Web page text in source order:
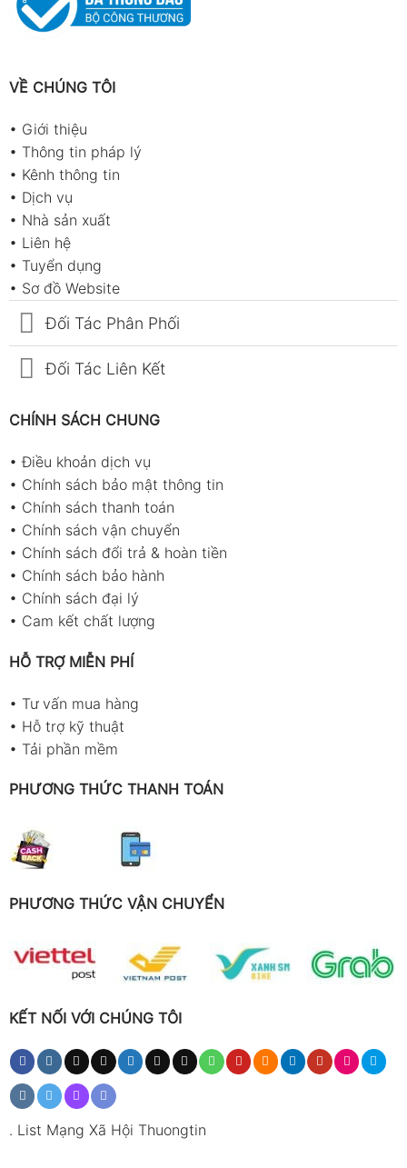
VỀ CHÚNG TÔI
• Giới thiệu
• Thông tin pháp lý
• Kênh thông tin
• Dịch vụ
• Nhà sản xuất
• Liên hệ
• Tuyển dụng
• Sơ đồ Website
Đối Tác Phân Phối
Đối Tác Liên Kết
CHÍNH SÁCH CHUNG
•Điều khoản dịch vụ
• Chính sách bảo mật thông tin
• Chính sách thanh toán
• Chính sách vận chuyển
• Chính sách đổi trả & hoàn tiền
• Chính sách bảo hành
• Chính sách đại lý
• Cam kết chất lượng
HỖ TRỢ MIỄN PHÍ
• Tư vấn mua hàng
• Hỗ trợ kỹ thuật
• Tải phần mềm
PHƯƠNG THỨC THANH TOÁN
PHƯƠNG THỨC VẬN CHUYỂN
KẾT NỐI VỚI CHÚNG TÔI
. List Mạng Xã Hội Thuongtin